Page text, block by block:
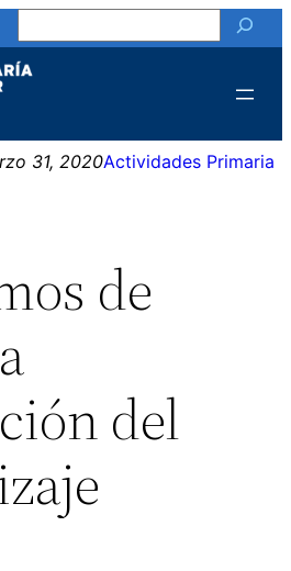
31, 2020Actividades Primaria
de
del